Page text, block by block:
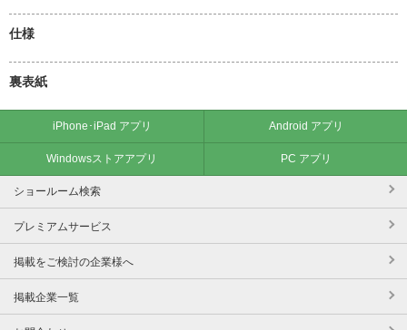
仕様
裏表紙
iPhone･iPad アプリ Android アプリ
Windowsストアアプリ PC アプリ
ショールーム検索
プレミアムサービス
掲載をご検討の企業様へ
掲載企業一覧